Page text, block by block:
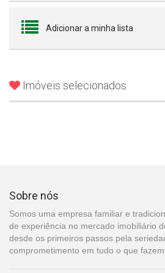
Adicionar a minha lista
Imóveis selecionados
Sobre nós
Somos uma empresa familiar e
de experiência no mercado imobiliário
desde os primeiros passos pela
comprometimento em tudo o que